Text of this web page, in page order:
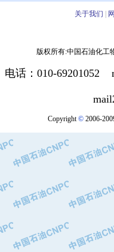
关于我们
版权所有:中国石油化工
电话：010-69201052
Copyright©2006-